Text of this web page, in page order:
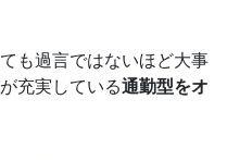
も過言ではないほど大事
充実している通勤型をオ